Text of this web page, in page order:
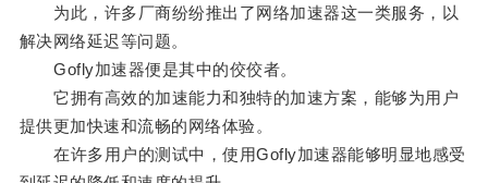
为此，许多厂商纷纷推出了网络加速器这一类服务，以
解决网络延迟等问题。
Gofly加速器便是其中的佼佼者。
它拥有高效的加速能力和独特的加速方案，能够为用户
提供更加快速和流畅的网络体验。
在许多用户的测试中，使用Gofly加速器能够明显地感受